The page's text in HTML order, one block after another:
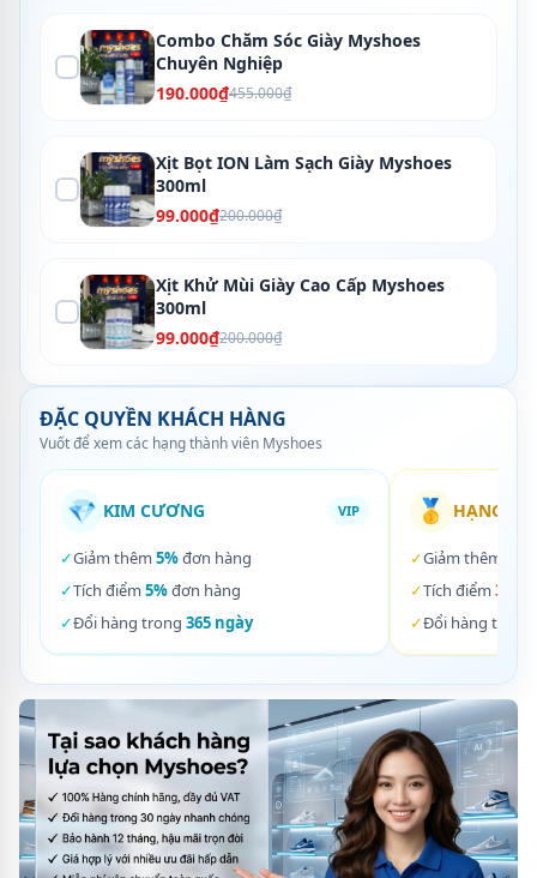
Combo Chăm Sóc Giày Myshoes
Chuyên Nghiệp
190.000₫455.000₫
Xịt Bọt ION Làm Sạch Giày Myshoes
300ml
99.000₫200.000₫
Xịt Khử Mùi Giày Cao Cấp Myshoes
300ml
99.000₫200.000₫
ĐẶC QUYỀN KHÁCH HÀNG
Vuốt để xem các hạng thành viên Myshoes
💎 KIM CƯƠNG VIP
✓Giảm thêm 5%đơn hàng
✓Tích điểm 5%đơn hàng
✓Đổi hàng trong 365 ngày
🥇 HẠNG
✓Giảm thêm
✓Tích điểm 3%
✓Đổi hàng trong